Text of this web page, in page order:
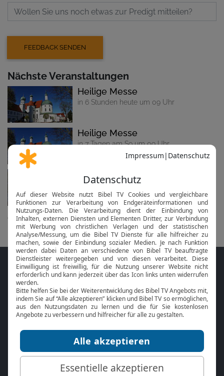
Nächste Veranstaltungen
Heilige Messe
in 6 Stunden heute um 09 Uhr
Heilige Messe
in 7 Tagen am So um 09 Uhr
Heilige Messe
in 10 Tagen am 19.08. um 20 Uhr
alle anzeigen...
Folge MeinGottesdienst.com auf den
Sozialen Medien
Online Bibeloder derBibel-App
BibelTV können Sie die Bibeltexte während
des Gottesdienstes jederzeit mitlesen.